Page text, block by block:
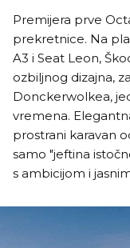
Premijera prve
prekretnice. Na
A3 i Seat Leon,
ozbiljnog dizajna,
Donckerwolkea,
vremena.
prostrani karavan
samo "jeftina
s ambicijom i